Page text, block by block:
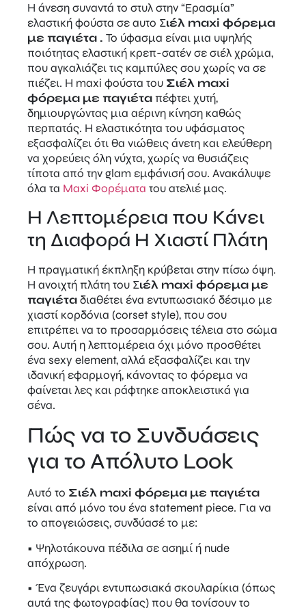
Η άνεση συναντά το στυλ στην “Ερασμία”
ελαστική φούστα σε αυτο Σιέλ maxi φόρεμα
με παγιέτα . Το ύφασμα είναι μια υψηλής
ποιότητας ελαστική κρεπ-σατέν σε σιέλ χρώμα,
που αγκαλιάζει τις καμπύλες σου χωρίς να σε
πιέζει. Η maxi φούστα του Σιέλ maxi
φόρεμα με παγιέταπέφτει χυτή,
δημιουργώντας μια αέρινη κίνηση καθώς
περπατάς. Η ελαστικότητα του υφάσματος
εξασφαλίζει ότι θα νιώθεις άνετη και ελεύθερη
να χορεύεις όλη νύχτα, χωρίς να θυσιάζεις
τίποτα από την glam εμφάνισή σου. Ανακάλυψε
όλα τα Maxi Φορέματα του ατελιέ μας.
Η Λεπτομέρεια που Κάνει
τη Διαφορά Η Χιαστί Πλάτη
Η πραγματική έκπληξη κρύβεται στην πίσω όψη.
Η ανοιχτή πλάτη του Σιέλ maxi φόρεμα με
παγιέταδιαθέτει ένα εντυπωσιακό δέσιμο με
χιαστί κορδόνια (corset style), που σου
επιτρέπει να το προσαρμόσεις τέλεια στο σώμα
σου. Αυτή η λεπτομέρεια όχι μόνο προσθέτει
ένα sexy element, αλλά εξασφαλίζει και την
ιδανική εφαρμογή, κάνοντας το φόρεμα να
φαίνεται λες και ράφτηκε αποκλειστικά για
σένα.
Πώς να το Συνδυάσεις
για το Απόλυτο Look
Αυτό το Σιέλ maxi φόρεμα με παγιέτα
είναι από μόνο του ένα statement piece. Για να
το απογειώσεις, συνδύασέ το με:
• Ψηλοτάκουνα πέδιλα σε ασημί ή nude
απόχρωση.
• Ένα ζευγάρι εντυπωσιακά σκουλαρίκια (όπως
αυτά της φωτογραφίας) που θα τονίσουν το